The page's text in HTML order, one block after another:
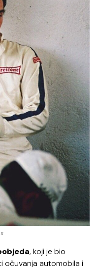
, koji je bio
očuvanja automobila i